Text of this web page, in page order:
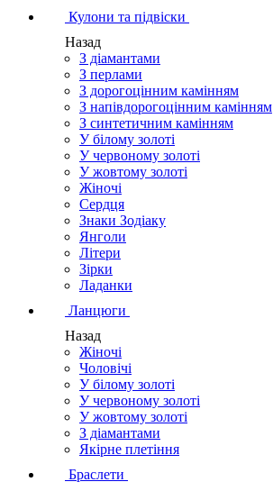
Кулони та підвіски
Назад
З діамантами
З перлами
З дорогоцінним камінням
З напівдорогоцінним камінням
З синтетичним камінням
У білому золоті
У червоному золоті
У жовтому золоті
Жіночі
Сердця
Знаки Зодіаку
Янголи
Літери
Зірки
Ладанки
Ланцюги
Назад
Жіночі
Чоловічі
У білому золоті
У червоному золоті
У жовтому золоті
З діамантами
Якірне плетіння
Браслети